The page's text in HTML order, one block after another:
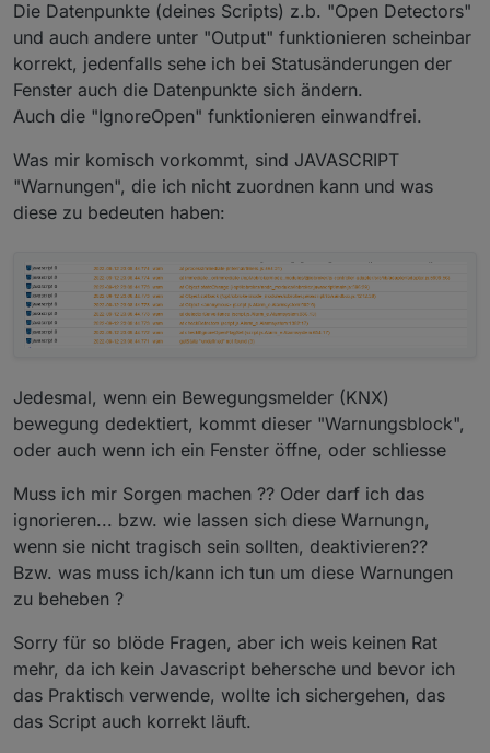
Die Datenpunkte (deines Scripts) z.b. "Open Detectors"
und auch andere unter "Output" funktionieren scheinbar
korrekt, jedenfalls sehe ich bei Statusänderungen der
Fenster auch die Datenpunkte sich ändern.
Auch die "IgnoreOpen" funktionieren einwandfrei.
Was mir komisch vorkommt, sind JAVASCRIPT
"Warnungen", die ich nicht zuordnen kann und was
diese zu bedeuten haben:
Jedesmal, wenn ein Bewegungsmelder (KNX)
bewegung dedektiert, kommt dieser "Warnungsblock",
oder auch wenn ich ein Fenster öffne, oder schliesse
Muss ich mir Sorgen machen ?? Oder darf ich das
ignorieren... bzw. wie lassen sich diese Warnungn,
wenn sie nicht tragisch sein sollten, deaktivieren??
Bzw. was muss ich/kann ich tun um diese Warnungen
zu beheben ?
Sorry für so blöde Fragen, aber ich weis keinen Rat
mehr, da ich kein Javascript behersche und bevor ich
das Praktisch verwende, wollte ich sichergehen, das
das Script auch korrekt läuft.